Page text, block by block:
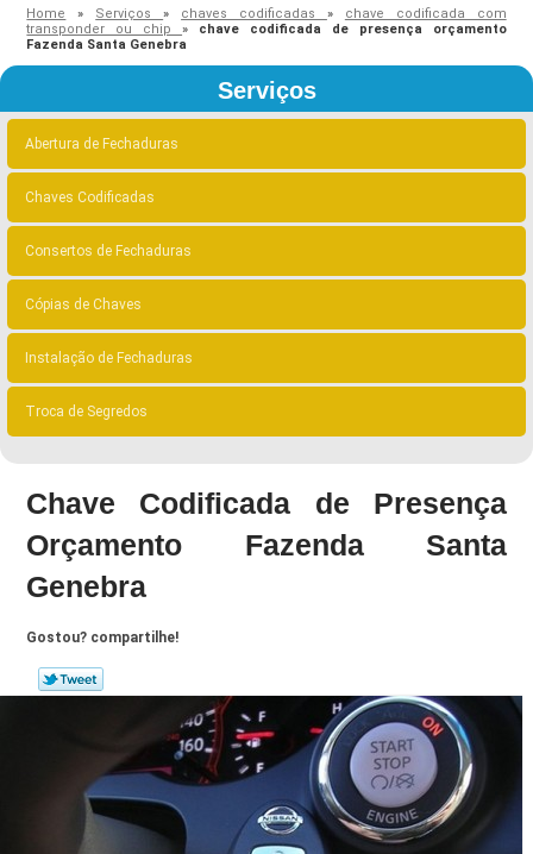
Home » Serviços» chaves codificadas » chave codificada com
transponder ou chip» chave codificada de presença orçamento
Fazenda Santa Genebra
Serviços
Abertura de Fechaduras
Chaves Codificadas
Consertos de Fechaduras
Cópias de Chaves
Instalação de Fechaduras
Troca de Segredos
Chave Codificada de Presença
Orçamento Fazenda Santa
Genebra
Gostou? compartilhe!